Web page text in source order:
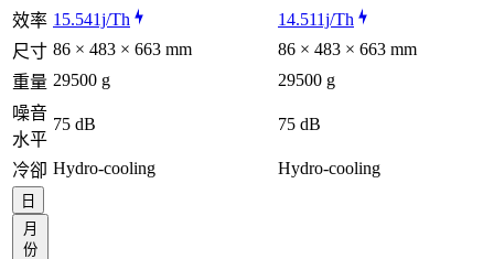
效率 15.541j/Th
14.511j/Th
尺寸 86 × 483 × 663 mm
86 × 483 × 663 mm
重量 29500 g
29500 g
噪音
水平
75 dB 75 dB
冷卻 Hydro-cooling Hydro-cooling
日
月
份